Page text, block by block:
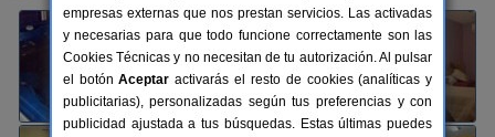
empresas externas que nos prestan servicios. Las activadas
y necesarias para que todo funcione correctamente son las
Cookies Técnicas y no necesitan de tu autorización. Al pulsar
el botónAceptar activarás el resto de cookies (analíticas y
publicitarias), personalizadas según tus preferencias y con
publicidad ajustada a tus búsquedas. Estas últimas puedes